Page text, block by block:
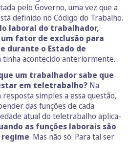
pelo Governo, uma vez que a
definido no Código do Trabalho.
laboral do trabalhador,
fator de exclusão para
durante o Estado de
tinha acontecido anteriormente.
um trabalhador sabe que
em teletrabalho? Na
simples a essa questão,
das funções de cada
atual do teletrabalho aplica-
as funções laborais são
. Mas não só. Para tal ser